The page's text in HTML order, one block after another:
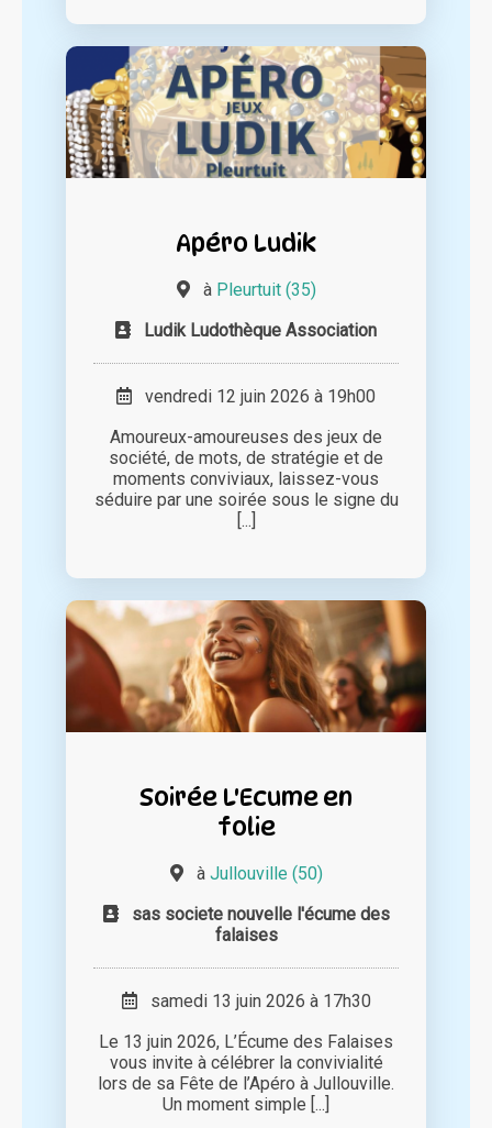
Apéro Ludik
à Pleurtuit (35)
Ludik Ludothèque Association
vendredi 12 juin 2026 à 19h00
Amoureux-amoureuses des jeux de
société, de mots, de stratégie et de
moments conviviaux, laissez-vous
séduire par une soirée sous le signe du
[...]
Soirée L'Ecume en
folie
à Jullouville (50)
sas societe nouvelle l'écume des
falaises
samedi 13 juin 2026 à 17h30
Le 13 juin 2026, L’Écume des Falaises
vous invite à célébrer la convivialité
lors de sa Fête de l’Apéro à Jullouville.
Un moment simple [...]